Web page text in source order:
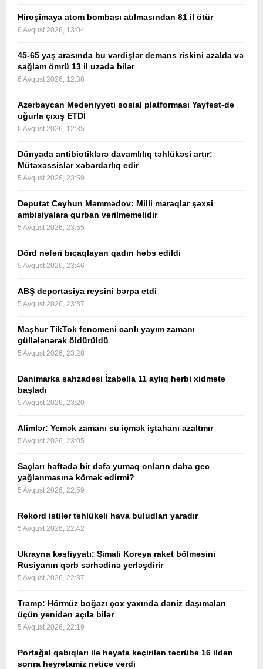
Hiroşimaya atom bombası atılmasından 81 il ötür
6 Avqust 2026, 13:04
45-65 yaş arasında bu vərdişlər demans riskini azalda və
sağlam ömrü 13 il uzada bilər
6 Avqust 2026, 12:38
Azərbaycan Mədəniyyəti sosial platforması Yayfest-də
uğurla çıxış ETDİ
6 Avqust 2026, 12:35
Dünyada antibiotiklərə davamlılıq təhlükəsi artır:
Mütəxəssislər xəbərdarlıq edir
5 Avqust 2026, 23:59
Deputat Ceyhun Məmmədov: Milli maraqlar şəxsi
ambisiyalara qurban verilməməlidir
5 Avqust 2026, 23:55
Dörd nəfəri bıçaqlayan qadın həbs edildi
5 Avqust 2026, 23:46
ABŞ deportasiya reysini bərpa etdi
5 Avqust 2026, 23:37
Məşhur TikTok fenomeni canlı yayım zamanı
güllələnərək öldürüldü
5 Avqust 2026, 23:28
Danimarka şahzadəsi İzabella 11 aylıq hərbi xidmətə
başladı
5 Avqust 2026, 23:20
Alimlər: Yemək zamanı su içmək iştahanı azaltmır
5 Avqust 2026, 23:05
Saçları həftədə bir dəfə yumaq onların daha gec
yağlanmasına kömək edirmi?
5 Avqust 2026, 22:59
Rekord istilər təhlükəli hava buludları yaradır
5 Avqust 2026, 22:42
Ukrayna kəşfiyyatı: Şimali Koreya raket bölməsini
Rusiyanın qərb sərhədinə yerləşdirir
5 Avqust 2026, 22:37
Tramp: Hörmüz boğazı çox yaxında dəniz daşımaları
üçün yenidən açıla bilər
5 Avqust 2026, 22:19
Portağal qabıqları ilə həyata keçirilən təcrübə 16 ildən
sonra heyrətamiz nəticə verdi